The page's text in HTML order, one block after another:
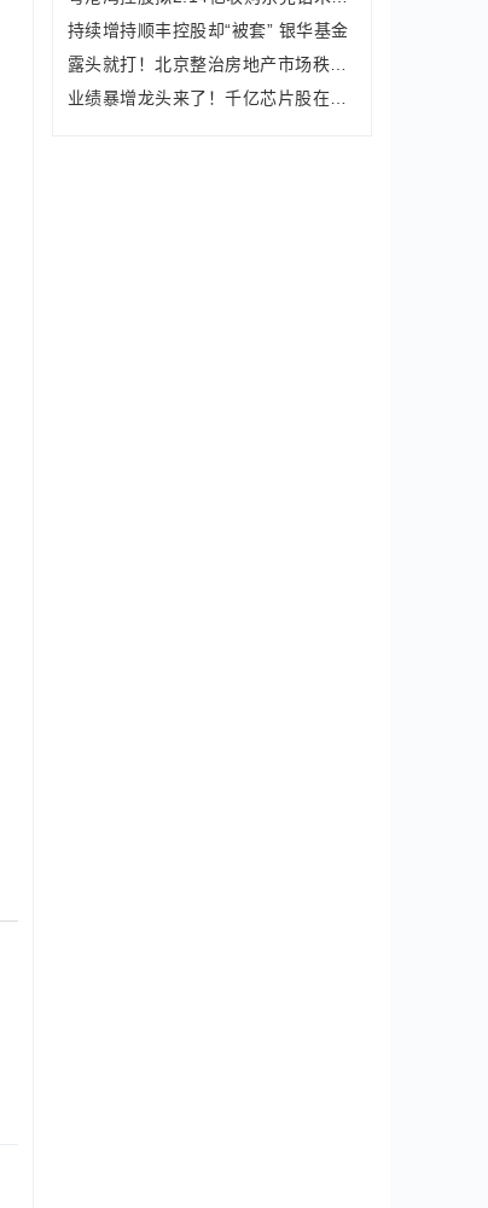
持续增持顺丰控股却“被套” 银华基金